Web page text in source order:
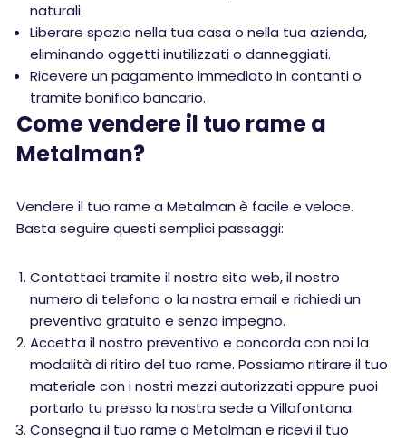
naturali.
Liberare spazio nella tua casa o nella tua azienda,
eliminando oggetti inutilizzati o danneggiati.
Ricevere un pagamento immediato in contanti o
tramite bonifico bancario.
Come vendere il tuo rame a
Metalman?
Vendere il tuo rame a Metalman è facile e veloce.
Basta seguire questi semplici passaggi:
Contattaci tramite il nostro sito web, il nostro
numero di telefono o la nostra email e richiedi un
preventivo gratuito e senza impegno.
Accetta il nostro preventivo e concorda con noi la
modalità di ritiro del tuo rame. Possiamo ritirare il tuo
materiale con i nostri mezzi autorizzati oppure puoi
portarlo tu presso la nostra sede a Villafontana.
Consegna il tuo rame a Metalman e ricevi il tuo